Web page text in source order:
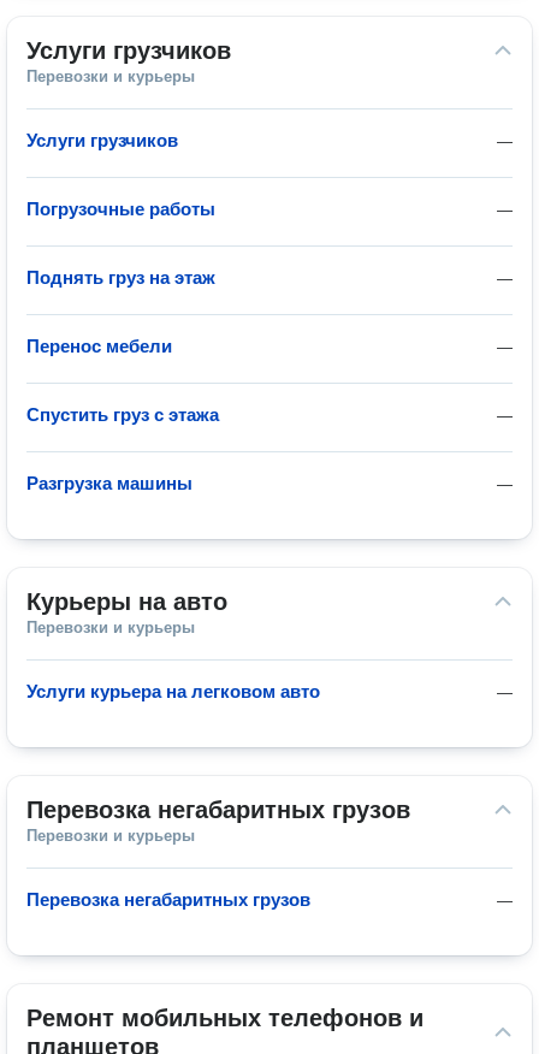
Услуги грузчиков
Перевозки и курьеры
—
Услуги грузчиков
—
Погрузочные работы
—
Поднять груз на этаж
—
Перенос мебели
—
Спустить груз с этажа
—
Разгрузка машины
Курьеры на авто
Перевозки и курьеры
—
Услуги курьера на легковом авто
Перевозка негабаритных грузов
Перевозки и курьеры
—
Перевозка негабаритных грузов
Ремонт мобильных телефонов и
планшетов